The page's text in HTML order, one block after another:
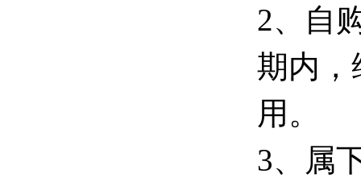
2、自
期内，
用。
3、属